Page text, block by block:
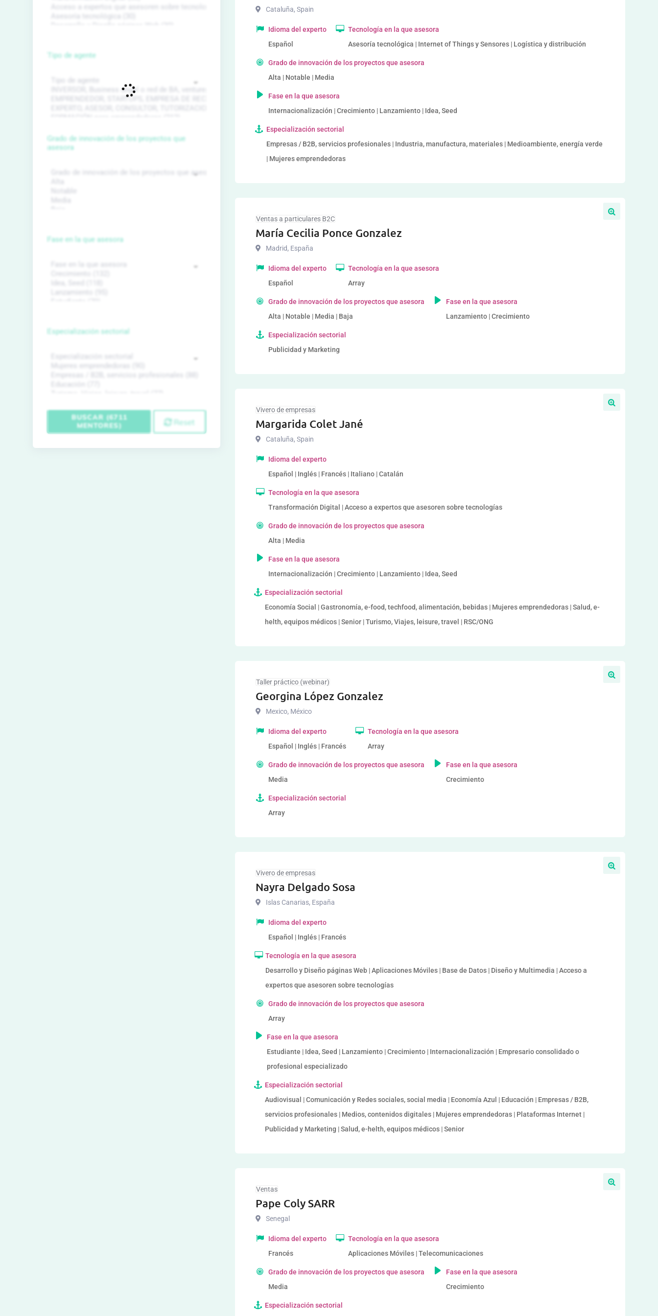
Cataluña, Spain
Idioma del experto
Español
Tecnología en la que asesora
Asesoría tecnológica | Internet of Things y Sensores | Logística y distribución
Grado de innovación de los proyectos que asesora
Alta | Notable | Media
Fase en la que asesora
Internacionalización | Crecimiento | Lanzamiento | Idea, Seed
Especialización sectorial
Empresas / B2B, servicios profesionales | Industria, manufactura, materiales | Medioambiente, energía verde
| Mujeres emprendedoras
Ventas a particulares B2C
María Cecilia Ponce Gonzalez
Madrid, España
Idioma del experto
Español
Tecnología en la que asesora
Array
Grado de innovación de los proyectos que asesora
Alta | Notable | Media | Baja
Fase en la que asesora
Lanzamiento | Crecimiento
Especialización sectorial
Publicidad y Marketing
Vivero de empresas
Margarida Colet Jané
Cataluña, Spain
Idioma del experto
Español | Inglés | Francés | Italiano | Catalán
Tecnología en la que asesora
Transformación Digital | Acceso a expertos que asesoren sobre tecnologías
Grado de innovación de los proyectos que asesora
Alta | Media
Fase en la que asesora
Internacionalización | Crecimiento | Lanzamiento | Idea, Seed
Especialización sectorial
Economía Social | Gastronomía, e-food, techfood, alimentación, bebidas | Mujeres emprendedoras | Salud, e-
helth, equipos médicos | Senior | Turismo, Viajes, leisure, travel | RSC/ONG
Taller práctico (webinar)
Georgina López Gonzalez
Mexico, México
Idioma del experto
Español | Inglés | Francés
Tecnología en la que asesora
Array
Grado de innovación de los proyectos que asesora
Media
Fase en la que asesora
Crecimiento
Especialización sectorial
Array
Vivero de empresas
Nayra Delgado Sosa
Islas Canarias, España
Idioma del experto
Español | Inglés | Francés
Tecnología en la que asesora
Desarrollo y Diseño páginas Web | Aplicaciones Móviles | Base de Datos | Diseño y Multimedia | Acceso a
expertos que asesoren sobre tecnologías
Grado de innovación de los proyectos que asesora
Array
Fase en la que asesora
Estudiante | Idea, Seed | Lanzamiento | Crecimiento | Internacionalización | Empresario consolidado o
profesional especializado
Especialización sectorial
Audiovisual | Comunicación y Redes sociales, social media | Economía Azul | Educación | Empresas / B2B,
servicios profesionales | Medios, contenidos digitales | Mujeres emprendedoras | Plataformas Internet |
Publicidad y Marketing | Salud, e-helth, equipos médicos | Senior
Ventas
Pape Coly SARR
Senegal
Idioma del experto
Francés
Tecnología en la que asesora
Aplicaciones Móviles | Telecomunicaciones
Grado de innovación de los proyectos que asesora
Media
Fase en la que asesora
Crecimiento
Especialización sectorial
Tipo de agente
Grado de innovación de los proyectos que
asesora
Fase en la que asesora
Especialización sectorial
BUSCAR (6711
MENTORES)
Reset